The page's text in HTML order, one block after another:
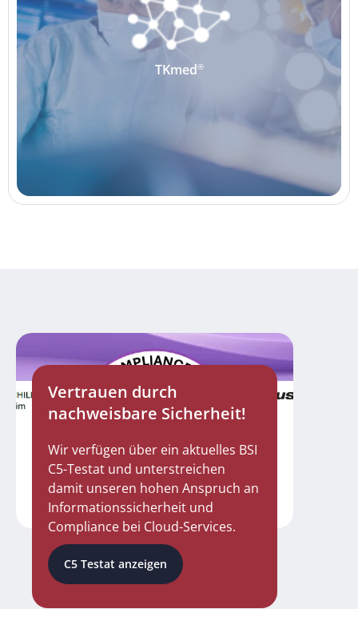
TKmed®
Vertrauen durch
nachweisbare Sicherheit!
Wir verfügen über ein aktuelles BSI
C5-Testat und unterstreichen
damit unseren hohen Anspruch an
Informationssicherheit und
Compliance bei Cloud-Services.
C5 Testat anzeigen